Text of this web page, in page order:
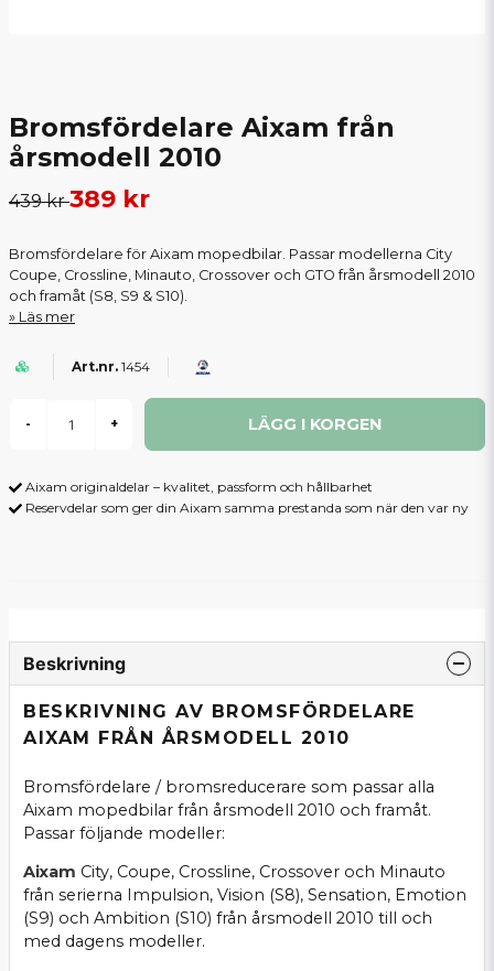
Bromsfördelare Aixam från
årsmodell 2010
439 kr389 kr
Bromsfördelare för Aixam mopedbilar. Passar modellerna City
Coupe, Crossline, Minauto, Crossover och GTO från årsmodell 2010
och framåt (S8, S9 & S10).
Läs mer
1454
- + LÄGG I KORGEN
Aixam originaldelar – kvalitet, passform och hållbarhet
Reservdelar som ger din Aixam samma prestanda som när den var ny
Beskrivning
BESKRIVNING AV BROMSFÖRDELARE
AIXAM FRÅN ÅRSMODELL 2010
Bromsfördelare / bromsreducerare som passar alla
Aixam mopedbilar från årsmodell 2010 och framåt.
Passar följande modeller:
Aixam City, Coupe, Crossline, Crossover och Minauto
från serierna Impulsion, Vision (S8), Sensation, Emotion
(S9) och Ambition (S10) från årsmodell 2010 till och
med dagens modeller.